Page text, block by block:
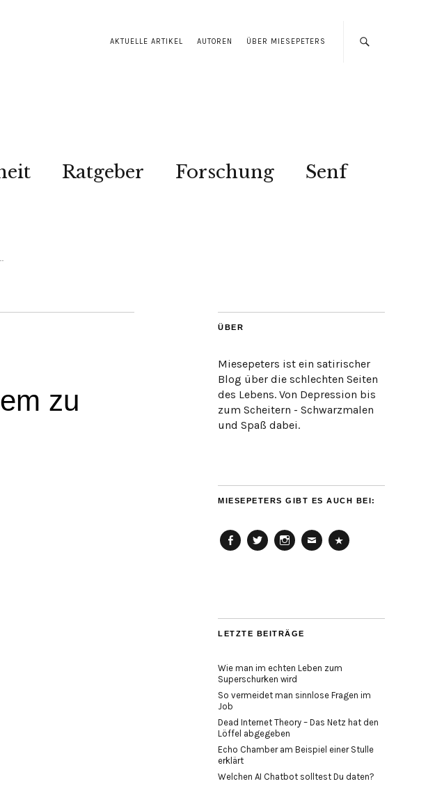
AKTUELLE ARTIKEL AUTOREN ÜBER MIESEPETERS
Ratgeber Forschung Senf
zu
ÜBER
Miesepeters ist ein satirischer
Blog über die schlechten Seiten
des Lebens. Von Depression bis
zum Scheitern - Schwarzmalen
und Spaß dabei.
MIESEPETERS GIBT ES AUCH BEI:
LETZTE BEITRÄGE
Wie man im echten Leben zum
Superschurken wird
So vermeidet man sinnlose Fragen im
Job
Dead Internet Theory – Das Netz hat den
Löffel abgegeben
Echo Chamber am Beispiel einer Stulle
erklärt
Welchen AI Chatbot solltest Du daten?